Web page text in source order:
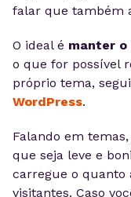
falar que também
O ideal é manter o
o que for possível
próprio tema,
WordPress.
Falando em
que seja leve e
carregue o quanto
visitantes. Caso